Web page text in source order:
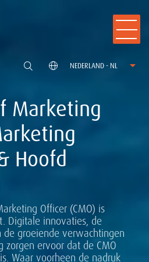
NEDERLAND - NL
Marketing
Hoofd
Officer (CMO) is
Digitale innovaties, de
groeiende verwachtingen
ervoor dat de CMO
Waar voorheen de nadruk